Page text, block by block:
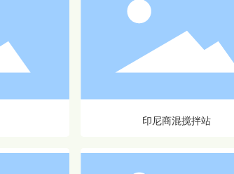
印尼商混搅拌站